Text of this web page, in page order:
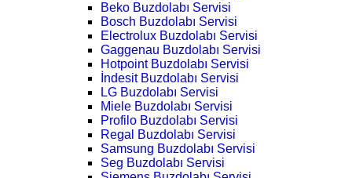
Beko Buzdolabı Servisi
Bosch Buzdolabı Servisi
Electrolux Buzdolabı Servisi
Gaggenau Buzdolabı Servisi
Hotpoint Buzdolabı Servisi
İndesit Buzdolabı Servisi
LG Buzdolabı Servisi
Miele Buzdolabı Servisi
Profilo Buzdolabı Servisi
Regal Buzdolabı Servisi
Samsung Buzdolabı Servisi
Seg Buzdolabı Servisi